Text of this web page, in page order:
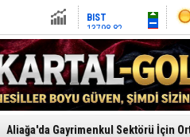
BIST
13798.82
Altın6540.82
Dolar 47.6896
Euro54.9788
Aliağa'da Gayrimenkul Sektörü İçin